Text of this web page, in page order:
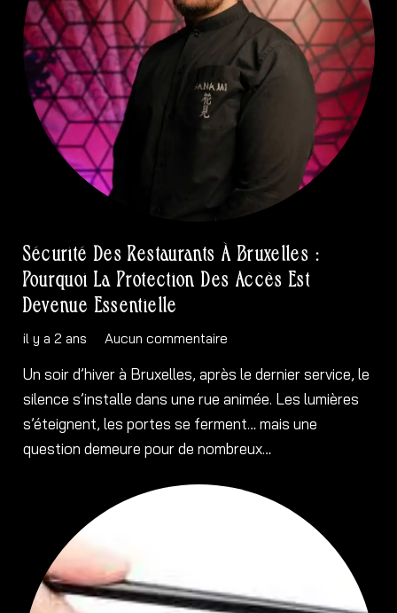
Sécurité Des Restaurants À Bruxelles :
Pourquoi La Protection Des Accès Est
Devenue Essentielle
il y a 2 ans Aucun commentaire
Un soir d’hiver à Bruxelles, après le dernier service, le
silence s’installe dans une rue animée. Les lumières
s’éteignent, les portes se ferment… mais une
question demeure pour de nombreux…